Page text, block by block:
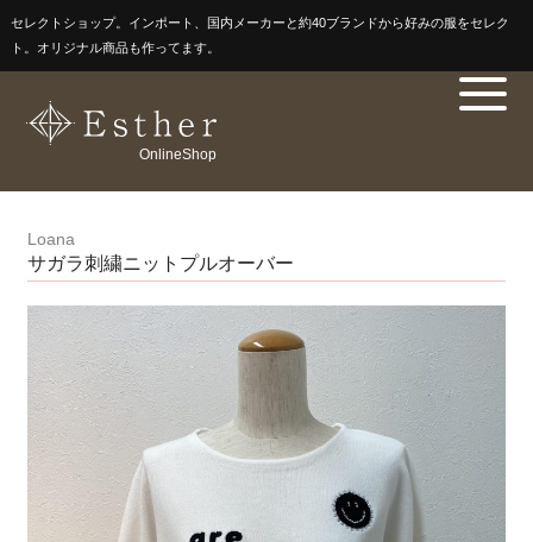
セレクトショップ。インポート、国内メーカーと約40ブランドから好みの服をセレク
ト。オリジナル商品も作ってます。
OnlineShop
Loana
サガラ刺繍ニットプルオーバー